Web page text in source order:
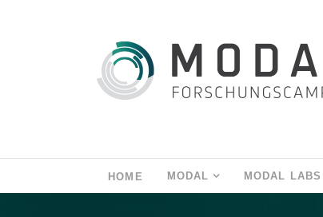
HOME MODAL MODAL LABS